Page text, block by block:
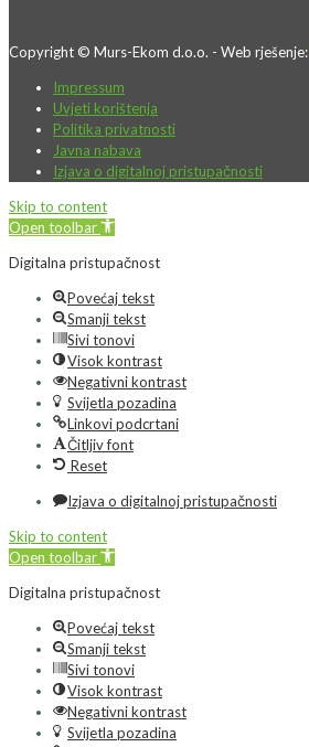
Copyright © Murs-Ekom d.o.o. - Web rješenje:
Impressum
Uvjeti korištenja
Politika privatnosti
Javna nabava
Izjava o digitalnoj pristupačnosti
Skip to content
Open toolbar
Digitalna pristupačnost
Povećaj tekst
Smanji tekst
Sivi tonovi
Visok kontrast
Negativni kontrast
Svijetla pozadina
Linkovi podcrtani
Čitljiv font
Reset
Izjava o digitalnoj pristupačnosti
Skip to content
Open toolbar
Digitalna pristupačnost
Povećaj tekst
Smanji tekst
Sivi tonovi
Visok kontrast
Negativni kontrast
Svijetla pozadina